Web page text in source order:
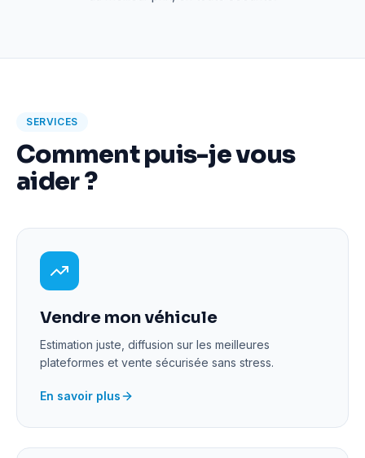
SERVICES
Comment puis-je vous
aider ?
Vendre mon véhicule
Estimation juste, diffusion sur les meilleures
plateformes et vente sécurisée sans stress.
En savoir plus